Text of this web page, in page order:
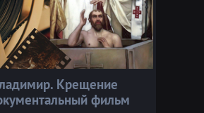
Крещение
фильм